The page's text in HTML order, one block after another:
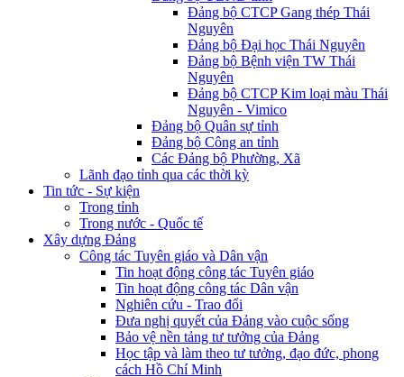
Đảng bộ CTCP Gang thép Thái
Nguyên
Đảng bộ Đại học Thái Nguyên
Đảng bộ Bệnh viện TW Thái
Nguyên
Đảng bộ CTCP Kim loại màu Thái
Nguyên - Vimico
Đảng bộ Quân sự tỉnh
Đảng bộ Công an tỉnh
Các Đảng bộ Phường, Xã
Lãnh đạo tỉnh qua các thời kỳ
Tin tức - Sự kiện
Trong tỉnh
Trong nước - Quốc tế
Xây dựng Đảng
Công tác Tuyên giáo và Dân vận
Tin hoạt động công tác Tuyên giáo
Tin hoạt động công tác Dân vận
Nghiên cứu - Trao đổi
Đưa nghị quyết của Đảng vào cuộc sống
Bảo vệ nền tảng tư tưởng của Đảng
Học tập và làm theo tư tưởng, đạo đức, phong
cách Hồ Chí Minh